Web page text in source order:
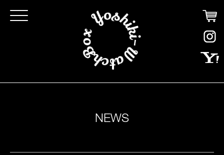
Click
NEWS